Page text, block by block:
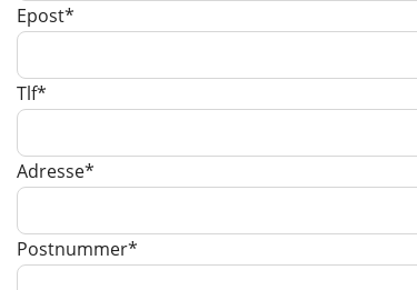
Epost*
Tlf*
Adresse*
Postnummer*